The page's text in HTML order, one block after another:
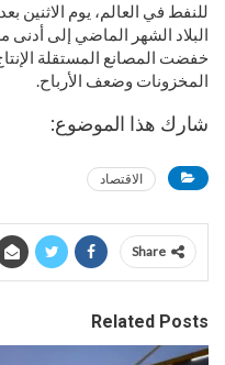
للنفط في العالم، يوم الاثنين
خفضت المصانع المستقلة
المخزونات وضعف الأرباح.
شارك هذا الموضوع:
الاقتصاد
Share
Related Posts